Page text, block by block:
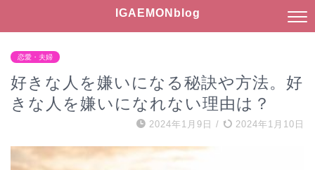
IGAEMONblog
恋愛・夫婦
好きな人を嫌いになる秘訣や方法。好
きな人を嫌いになれない理由は？
2024年1月9日 / 2024年1月10日